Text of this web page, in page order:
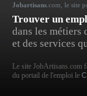
Jobartisans .com, le site
Trouver un
dans les métiers
et des services
Le site JobArtisans.com
du portail de l'emploi le